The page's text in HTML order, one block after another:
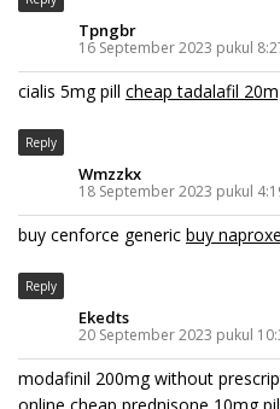
Tpngbr
16 September 2023 pukul
cialis 5mg pill cheap tadalafil
Reply
Wmzzkx
18 September 2023 pukul
buy cenforce generic buy
Reply
Ekedts
20 September 2023 pukul
modafinil 200mg without